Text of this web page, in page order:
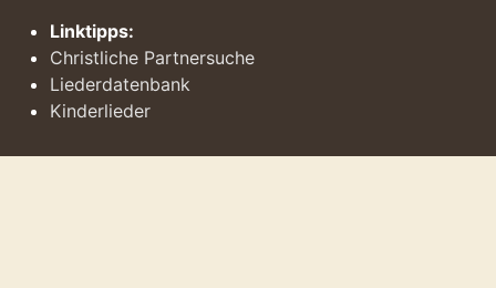
Linktipps:
Christliche Partnersuche
Liederdatenbank
Kinderlieder